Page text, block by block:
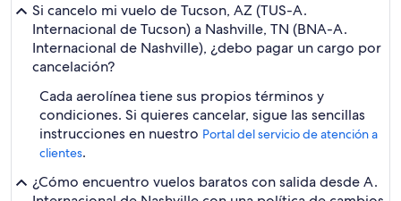
Si cancelo mi vuelo de Tucson, AZ (TUS-A.
Internacional de Tucson) a Nashville, TN (BNA-A.
Internacional de Nashville), ¿debo pagar un cargo por
cancelación?
Cada aerolínea tiene sus propios términos y
condiciones. Si quieres cancelar, sigue las sencillas
instrucciones en nuestro Portal del servicio de atención a
clientes.
¿Cómo encuentro vuelos baratos con salida desde A.